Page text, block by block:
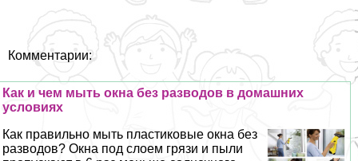
Комментарии:
Как и чем мыть окна без разводов в домашних
условиях
Как правильно мыть пластиковые окна без
разводов? Окна под слоем грязи и пыли